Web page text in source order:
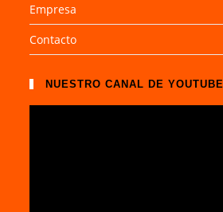
Empresa
Contacto
NUESTRO CANAL DE YOUTUBE